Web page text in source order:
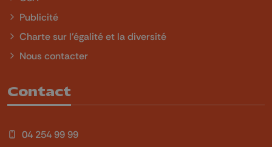
Publicité
Charte sur l'égalité et la diversité
Nous contacter
Contact
04 254 99 99